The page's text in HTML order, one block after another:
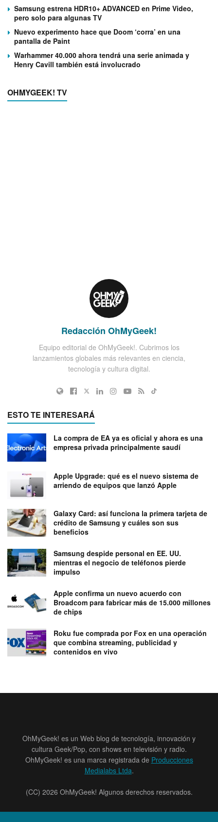
Samsung estrena HDR10+ ADVANCED en Prime Video,
pero solo para algunas TV
Nuevo experimento hace que Doom ‘corra’ en una
pantalla de Paint
Warhammer 40.000 ahora tendrá una serie animada y
Henry Cavill también está involucrado
OHMYGEEK! TV
Redacción OhMyGeek!
Equipo editorial de OhMyGeek!. Cubrimos los
lanzamientos globales más relevantes en ciencia,
tecnología y cultura digital.
ESTO TE INTERESARÁ
La compra de EA ya es oficial y ahora es una
empresa privada principalmente saudí
Apple Upgrade: qué es el nuevo sistema de
arriendo de equipos que lanzó Apple
Galaxy Card: así funciona la primera tarjeta de
crédito de Samsung y cuáles son sus
beneficios
Samsung despide personal en EE. UU.
mientras el negocio de teléfonos pierde
impulso
Apple confirma un nuevo acuerdo con
Broadcom para fabricar más de 15.000 millones
de chips
Roku fue comprada por Fox en una operación
que combina streaming, publicidad y
contenidos en vivo
OhMyGeek! es un Web blog de tecnología, innovación y
cultura Geek/Pop, con shows en televisión y radio.
OhMyGeek! es una marca registrada de Producciones
Medialabs Ltda.
(CC) 2026 OhMyGeek! Algunos derechos reservados.